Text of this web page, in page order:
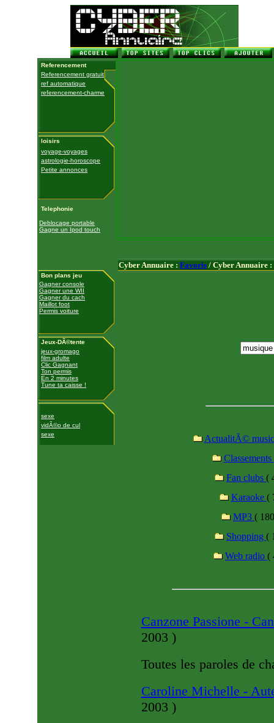
Referencement
Referencement gratuit
ref automatique
referencement-charme
loisirs
voyage-voyages
astrologie-horoscope
Petite annonces
Telephonie
Deblocage portable
Gagne un Ipod touch
Bon plans jeu
Gagner console
Gagner une WII
Gagner du cach
Maillot foot
Permis voiture
Jeux-DÃ©tente
jeux-gromago
film adulte
Clic Gagnant
Ton permis
En 2 minutes
Tune ta caisse !
sexe
vidÃ©o de cul
sexe
Cyber Annuaire : Favoris / Cyber Annuaire :
ActualitÃ©
Classements
Fan clubs (
Karaoke (
MP3 (
Shopping (
Web radio (
Canzone Passione -
2003 )
Toutes les paroles de
Caroline Michelle -
2003 )